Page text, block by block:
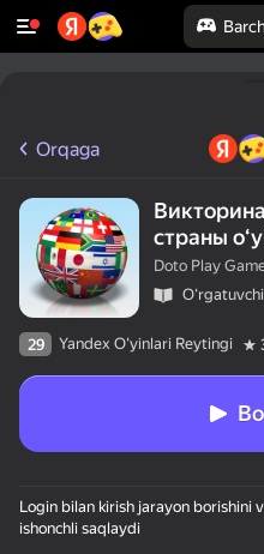
Orqaga
страны
Doto Play
Oʻrgatuvchi
29 Yandex O'yinlari Reytingi
Login bilan kirish jarayon borishini
ishonchli saqlaydi